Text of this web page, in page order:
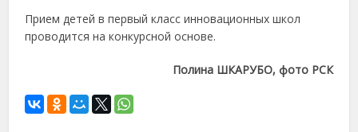
Прием детей в первый класс инновационных школ
проводится на конкурсной основе.
Полина ШКАРУБО, фото РСК